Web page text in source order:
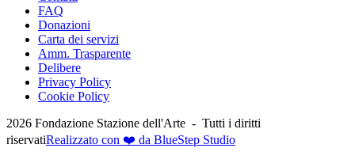
FAQ
Donazioni
Carta dei servizi
Amm. Trasparente
Delibere
Privacy Policy
Cookie Policy
2026 Fondazione Stazione dell'Arte - Tutti i diritti
riservatiRealizzato con ❤️ da BlueStep Studio